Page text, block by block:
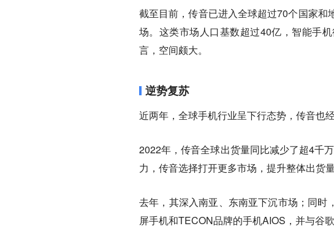
截至目前，传音已进入全球超过70个国家
场。这类市场人口基数超过40亿，智能手
言，空间颇大。
逆势复苏
近两年，全球手机行业呈下行态势，传音也
2022年，传音全球出货量同比减少了超4千
力，传音选择打开更多市场，提升整体出货量
去年，其深入南亚、东南亚下沉市场；同
屏手机和TECON品牌的手机AIOS，并与谷